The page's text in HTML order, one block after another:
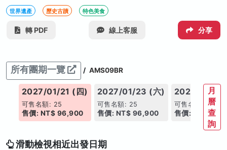
世界遺產 歷史古蹟 特色美食
轉 PDF 線上客服 分享
所有團期一覽 / AMS09BR
2027/01/21 (四)
可售名額: 25
售價: NT$ 96,900
2027/01/23 (六)
可售名額: 25
售價: NT$ 96,900
2027/02/13
可售名額: 25
售價: NT$
月
曆
查
詢
滑動檢視相近出發日期